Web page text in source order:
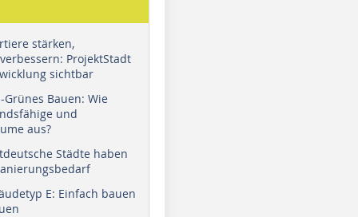
stärken,
ProjektStadt
sichtbar
Grünes Bauen: Wie
und
aus?
Städte haben
E: Einfach bauen